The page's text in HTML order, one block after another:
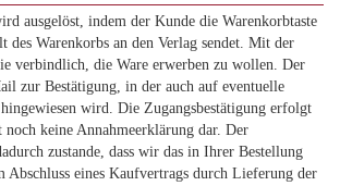
ausgelöst, indem der Kunde die Warenkorbtaste
des Warenkorbs an den Verlag sendet. Mit der
verbindlich, die Ware erwerben zu wollen. Der
zur Bestätigung, in der auch auf eventuelle
wird. Die Zugangsbestätigung erfolgt
noch keine Annahmeerklärung dar. Der
zustande, dass wir das in Ihrer Bestellung
Abschluss eines Kaufvertrags durch Lieferung der